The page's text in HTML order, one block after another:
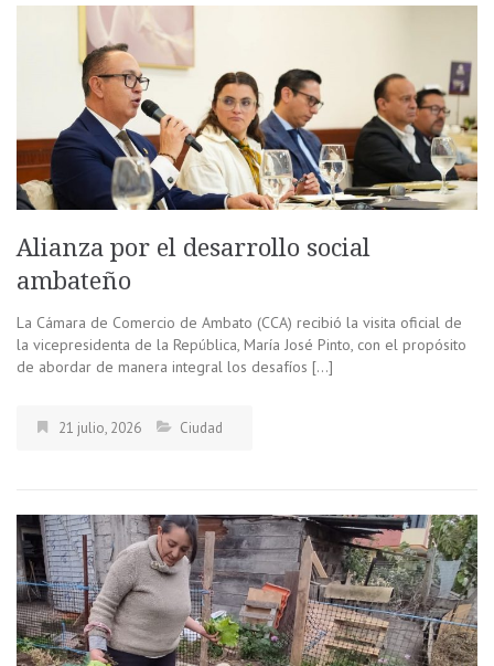
Alianza por el desarrollo social
ambateño
La Cámara de Comercio de Ambato (CCA) recibió la visita oficial de
la vicepresidenta de la República, María José Pinto, con el propósito
de abordar de manera integral los desafíos […]
21 julio, 2026 Ciudad